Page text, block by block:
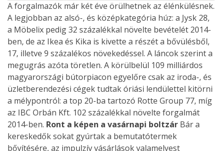
A forgalmazók már két éve örülhetnek az élénkülésnek.
A legjobban az alsó-, és középkategória húz: a Jysk 28,
a Möbelix pedig 32 százalékkal növelte bevételét 2014-
ben, de az Ikea és Kika is kivette a részét a bővülésből,
17, illetve 9 százalékos növekedéssel. A láncok szerint a
megugrás azóta töretlen. A körülbelül 109 milliárdos
magyarországi bútorpiacon egyelőre csak az iroda-, és
üzletberendezési cégek tudtak óriási lendülettel kitörni
a mélypontról: a top 20-ba tartozó Rotte Group 77, míg
az IBC Orbán Kft. 102 százalékkal növelte forgalmát
2014-ben. Ront a képen a vasárnapi boltzár Bár a
kereskedők sokat gyúrtak a bemutatótermek
bővítésére, az impulzív vásárlások valamelyest